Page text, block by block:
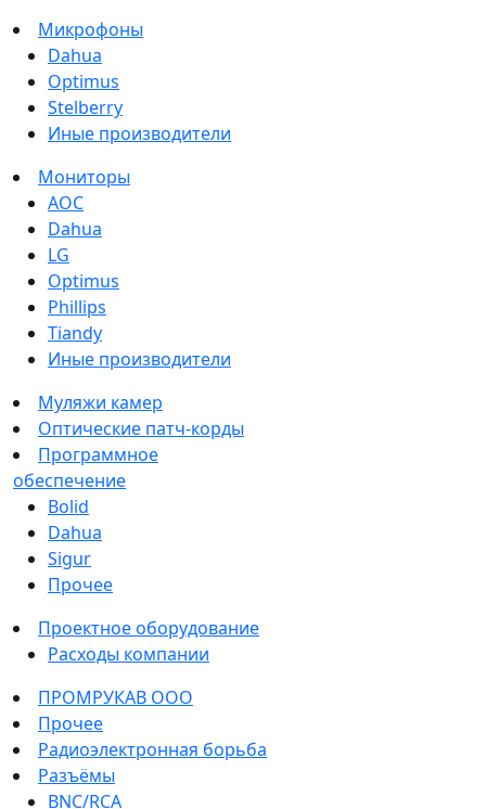
Микрофоны
Dahua
Optimus
Stelberry
Иные производители
Мониторы
AOC
Dahua
LG
Optimus
Phillips
Tiandy
Иные производители
Муляжи камер
Оптические патч-корды
Программное
обеспечение
Bolid
Dahua
Sigur
Прочее
Проектное оборудование
Расходы компании
ПРОМРУКАВ ООО
Прочее
Радиоэлектронная борьба
Разъёмы
BNC/RCA